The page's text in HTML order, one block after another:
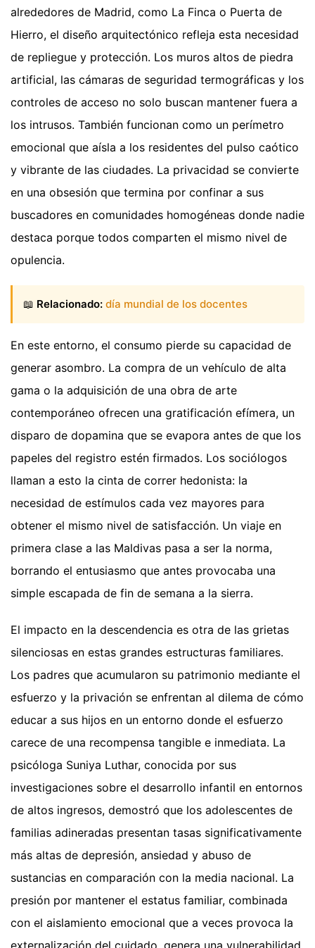
alrededores de Madrid, como La Finca o Puerta de
Hierro, el diseño arquitectónico refleja esta necesidad
de repliegue y protección. Los muros altos de piedra
artificial, las cámaras de seguridad termográficas y los
controles de acceso no solo buscan mantener fuera a
los intrusos. También funcionan como un perímetro
emocional que aísla a los residentes del pulso caótico
y vibrante de las ciudades. La privacidad se convierte
en una obsesión que termina por confinar a sus
buscadores en comunidades homogéneas donde nadie
destaca porque todos comparten el mismo nivel de
opulencia.
📖 Relacionado: día mundial de los docentes
En este entorno, el consumo pierde su capacidad de
generar asombro. La compra de un vehículo de alta
gama o la adquisición de una obra de arte
contemporáneo ofrecen una gratificación efímera, un
disparo de dopamina que se evapora antes de que los
papeles del registro estén firmados. Los sociólogos
llaman a esto la cinta de correr hedonista: la
necesidad de estímulos cada vez mayores para
obtener el mismo nivel de satisfacción. Un viaje en
primera clase a las Maldivas pasa a ser la norma,
borrando el entusiasmo que antes provocaba una
simple escapada de fin de semana a la sierra.
El impacto en la descendencia es otra de las grietas
silenciosas en estas grandes estructuras familiares.
Los padres que acumularon su patrimonio mediante el
esfuerzo y la privación se enfrentan al dilema de cómo
educar a sus hijos en un entorno donde el esfuerzo
carece de una recompensa tangible e inmediata. La
psicóloga Suniya Luthar, conocida por sus
investigaciones sobre el desarrollo infantil en entornos
de altos ingresos, demostró que los adolescentes de
familias adineradas presentan tasas significativamente
más altas de depresión, ansiedad y abuso de
sustancias en comparación con la media nacional. La
presión por mantener el estatus familiar, combinada
con el aislamiento emocional que a veces provoca la